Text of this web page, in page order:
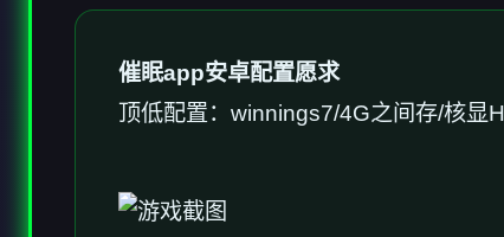
催眠app安卓配置愿求
​顶低配置​：winnings7/4G之间存/核显